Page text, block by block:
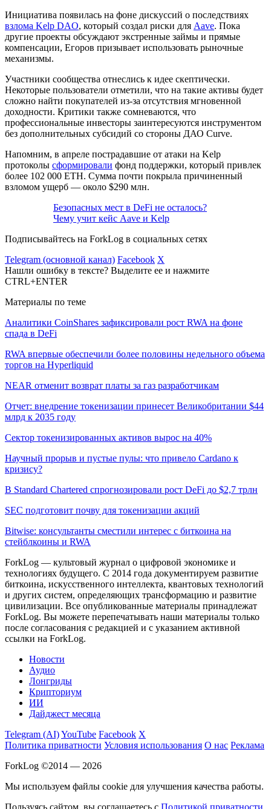
Инициатива появилась на фоне дискуссий о последствиях
взлома Kelp DAO, который создал риски для Aave. Пока
другие проекты обсуждают экстренные займы и прямые
компенсации, Егоров призывает использовать рыночные
механизмы.
Участники сообщества отнеслись к идее скептически.
Некоторые пользователи отметили, что на такие активы будет
сложно найти покупателей из-за отсутствия мгновенной
доходности. Критики также сомневаются, что
профессиональные инвесторы заинтересуются инструментом
без дополнительных субсидий со стороны ДАО Curve.
Напомним, в апреле пострадавшие от атаки на Kelp
протоколы сформировали фонд поддержки, который привлек
более 102 000 ETH. Сумма почти покрыла причиненный
взломом ущерб — около $290 млн.
Безопасных мест в DeFi не осталось?
Чему учит кейс Aave и Kelp
Подписывайтесь на ForkLog в социальных сетях
Telegram (основной канал) Facebook X
Нашли ошибку в тексте? Выделите ее и нажмите
CTRL+ENTER
Материалы по теме
Аналитики CoinShares зафиксировали рост RWA на фоне
спада в DeFi
RWA впервые обеспечили более половины недельного объема
торгов на Hyperliquid
NEAR отменит возврат платы за газ разработчикам
Отчет: внедрение токенизации принесет Великобритании $44
млрд к 2035 году
Сектор токенизированных активов вырос на 40%
Научный прорыв и пустые пулы: что привело Cardano к
кризису?
В Standard Chartered спрогнозировали рост DeFi до $2,7 трлн
SEC подготовит почву для токенизации акций
Bitwise: консультанты сместили интерес с биткоина на
стейблкоины и RWA
ForkLog — культовый журнал о цифровой экономике и
технологиях будущего. С 2014 года документируем развитие
биткоина, искусственного интеллекта, квантовых технологий
и других систем, определяющих трансформацию и развитие
цивилизации. Все опубликованные материалы принадлежат
ForkLog. Вы можете перепечатывать наши материалы только
после согласования с редакцией и с указанием активной
ссылки на ForkLog.
Новости
Аудио
Лонгриды
Крипториум
ИИ
Дайджест месяца
Telegram (AI)YouTube Facebook X
Политика приватности Условия использования О нас Реклама
ForkLog ©2014 — 2026
Мы используем файлы cookie для улучшения качества работы.
Пользуясь сайтом, вы соглашаетесь с Политикой приватности